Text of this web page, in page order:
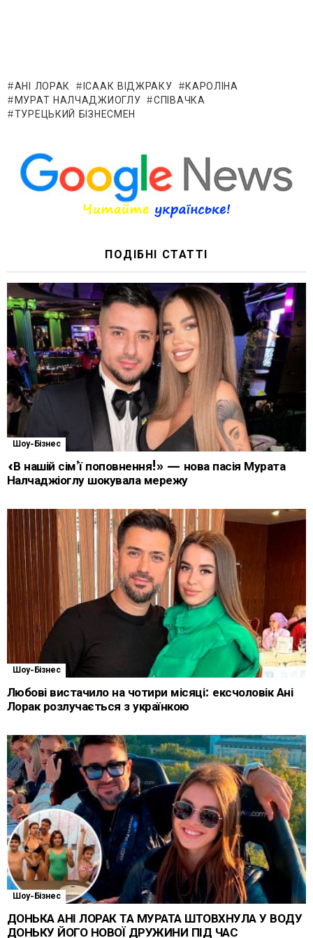
АНІ ЛОРАК ІСААК ВІДЖРАКУ
КАРОЛІНА
МУРАТ НАЛЧАДЖИОГЛУ
СПІВАЧКА
ТУРЕЦЬКИЙ БІЗНЕСМЕН
ПОДІБНІ СТАТТІ
Шоу-Бізнес
«В нашій сім’ї поповнення!» — нова пасія Мурата
Налчаджіоглу шокувала мережу
Шоу-Бізнес
Любові вистачило на чотири місяці: ексчоловік Ані
Лорак розлучається з українкою
Шоу-Бізнес
ДОНЬКА АНІ ЛОРАК ТА МУРАТА ШТОВХНУЛА У ВОДУ
ДОНЬКУ ЙОГО НОВОЇ ДРУЖИНИ ПІД ЧАС